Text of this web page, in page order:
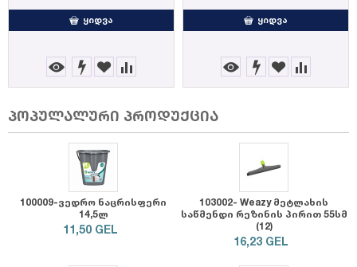
ᲧᲘᲓᲕᲐ ᲧᲘᲓᲕᲐ
პოპულალური პროდუქცია
100009-ვედრო ნაცრისფერი
14,5ლ
11,50 GEL
103002- Weazy მეტლახის
საწმენდი რეზინის პირით 55სმ
(12)
16,23 GEL